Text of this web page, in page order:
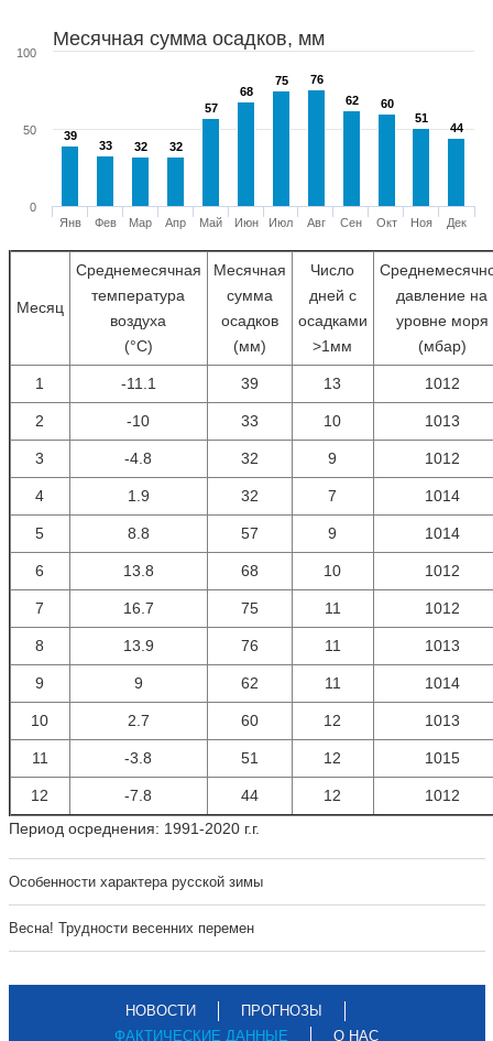
Месячная сумма осадков, мм
39
39
33
33 32
32 32
32
57
57
68
68
75
75 76
76
62
62 60
60
51
51
44
44
Янв Фев Мар Апр Май Июн Июл Авг Сен Окт Ноя Дек
0
50
100
Месяц
Среднемесячная
температура
воздуха
(°С)
Месячная
сумма
осадков
(мм)
Число
дней с
осадками
>1мм
давление на
уровне моря
(мбар)
1 -11.1 39 13 1012
2 -10 33 10 1013
3 -4.8 32 9 1012
4 1.9 32 7 1014
5 8.8 57 9 1014
6 13.8 68 10 1012
7 16.7 75 11 1012
8 13.9 76 11 1013
9 9 62 11 1014
10 2.7 60 12 1013
11 -3.8 51 12 1015
12 -7.8 44 12
1012
Период осреднения: 1991-2020 г.г.
Особенности характера русской зимы
Весна! Трудности весенних перемен
НОВОСТИ
ПРОГНОЗЫ
ФАКТИЧЕСКИЕ ДАННЫЕ
О НАС